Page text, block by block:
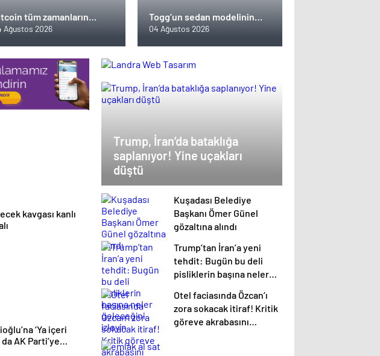
tüm zamanların
kırdı
Ağustos 2026
Togg’un sedan modelinin
satışa sunulacağı tarih
04 Ağustos 2026
kavgası kanlı
‘Ya içeri
da AK Parti’ye
Trump, İran’da bataklığa
saplanıyor! Yine uçakları
düştü
Kuşadası Belediye
Başkanı Ömer Günel
gözaltına alındı
Trump’tan İran’a yeni
tehdit: Bugün bu deli
pisliklerin başına neler
Otel faciasında Özcan’ı
zora sokacak itiraf! Kritik
göreve akrabasını